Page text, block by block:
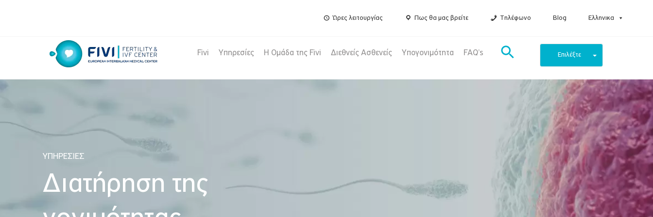
Ώρες λειτουργίας Πως θα μας βρείτε Τηλέφωνο Blog Ελληνικα
Fivi Υπηρεσίες Η Ομάδα της Fivi Διεθνείς Ασθενείς Υπογονιμότητα FAQ’s Επιλέξτε
ΥΠΗΡΕΣΙΕΣ
Διατήρηση της